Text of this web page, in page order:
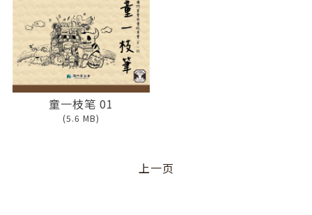
童一枝笔 01
(5.6 MB)
上一页